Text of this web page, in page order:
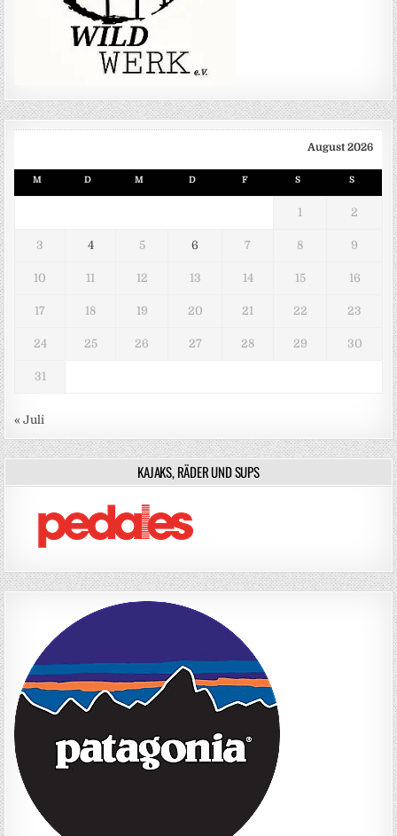
August 2026
M D M D F S S
1 2
3 4 5 6 7 8 9
10 11 12 13 14 15 16
17 18 19 20 21 22 23
24 25 26 27 28 29 30
31
« Juli
KAJAKS, RÄDER UND SUPS